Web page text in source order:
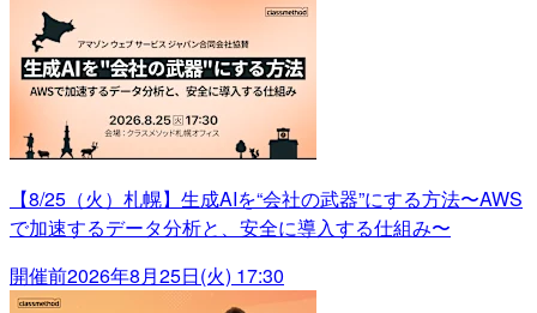
【8/25（火）札幌】生成AIを“会社の武器”にする方法〜AWS
で加速するデータ分析と、安全に導入する仕組み〜
開催前2026年8月25日(火) 17:30